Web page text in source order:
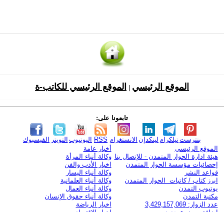
الموقع الرئيسي الموقع الرئيسي للكاتب-ة
تابعونا على:
الفيسبوك التويتر اليوتيوب RSS الانستغرام لينكدإن تيلكرامبنترست
الموقع الرئيسي
هيئة ادارة الحوار المتمدن - للإتصال بنا
إحصائيات مؤسسة الحوار المتمدن
قواعد النشر
ابرز كتاب / كاتبات الحوار المتمدن
يوتيوب التمدن
مكتبة التمدن
عدد الزوار: 3,429,157,069
أخبار عامة
وكالة أنباء المرأة
اخبار الأدب والفن
وكالة أنباء اليسار
وكالة أنباء العلمانية
وكالة أنباء العمال
وكالة أنباء حقوق الإنسان
اخبار الرياضة